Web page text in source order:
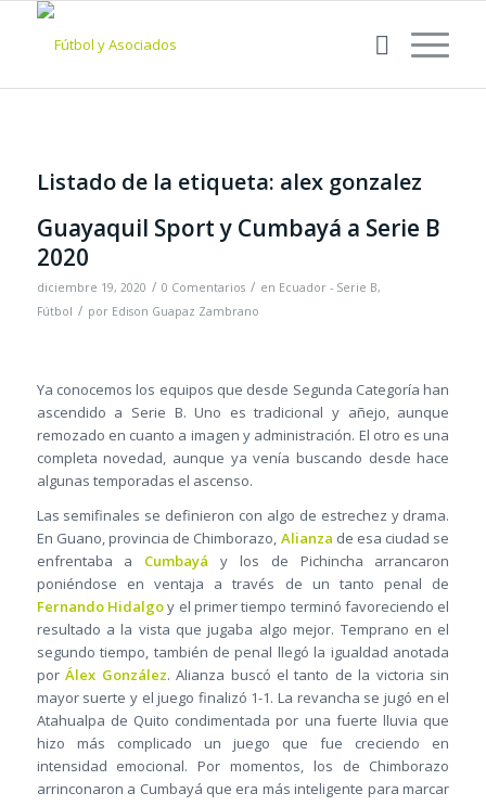
Listado de la etiqueta: alex gonzalez
Guayaquil Sport y Cumbayá a Serie B
2020
diciembre 19, 2020 / 0 Comentarios / en Ecuador - Serie B,
Fútbol / por Edison Guapaz Zambrano
Ya conocemos los equipos que desde Segunda Categoría han
ascendido a Serie B. Uno es tradicional y añejo, aunque
remozado en cuanto a imagen y administración. El otro es una
completa novedad, aunque ya venía buscando desde hace
algunas temporadas el ascenso.
Las semifinales se definieron con algo de estrechez y drama.
En Guano, provincia de Chimborazo, Alianza de esa ciudad se
enfrentaba a Cumbayá y los de Pichincha arrancaron
poniéndose en ventaja a través de un tanto penal de
Fernando Hidalgoy el primer tiempo terminó favoreciendo el
resultado a la vista que jugaba algo mejor. Temprano en el
segundo tiempo, también de penal llegó la igualdad anotada
porÁlex González. Alianza buscó el tanto de la victoria sin
mayor suerte y el juego finalizó 1-1. La revancha se jugó en el
Atahualpa de Quito condimentada por una fuerte lluvia que
hizo más complicado un juego que fue creciendo en
intensidad emocional. Por momentos, los de Chimborazo
arrinconaron a Cumbayá que era más inteligente para marcar